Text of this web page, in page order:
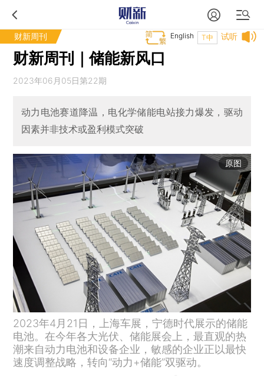
财新周刊 试听
T中
English
财新周刊｜储能新风口
2023年06月05日第22期
动力电池赛道降温，电化学储能电站接力爆发，驱动
因素并非技术或盈利模式突破
原图
2023年4月21日，上海车展，宁德时代展示的储能
电池。在今年各大光伏、储能展会上，最直观的热
潮来自动力电池和设备企业，敏感的企业正以最快
速度调整战略，转向“动力+储能”双驱动。